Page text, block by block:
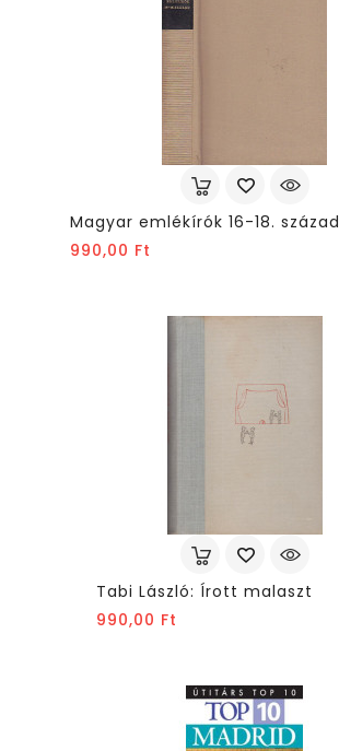
Magyar emlékírók 16-18. század
990,00 Ft
Tabi László: Írott malaszt
990,00 Ft